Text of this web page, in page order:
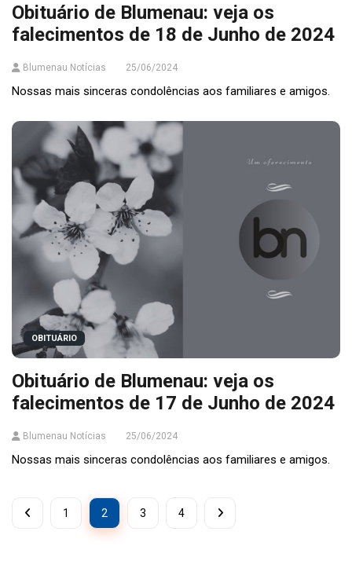
Obituário de Blumenau: veja os
falecimentos de 18 de Junho de 2024
Blumenau Notícias 25/06/2024
Nossas mais sinceras condolências aos familiares e amigos.
OBITUÁRIO
Obituário de Blumenau: veja os
falecimentos de 17 de Junho de 2024
Blumenau Notícias 25/06/2024
Nossas mais sinceras condolências aos familiares e amigos.
1 2 3 4